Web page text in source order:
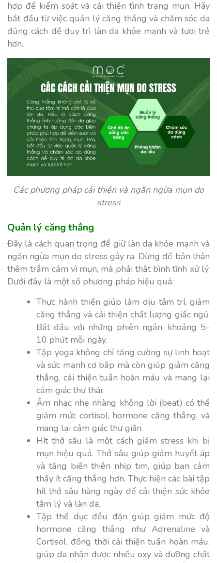
hợp để kiểm soát và cải thiện tình trạng mụn. Hãy
bắt đầu từ việc quản lý căng thẳng và chăm sóc da
đúng cách để duy trì làn da khỏe mạnh và tươi trẻ
hơn.
Các phương pháp cải thiện và ngăn ngừa mụn do
stress
Quản lý căng thẳng
Đây là cách quan trọng để giữ làn da khỏe mạnh và
ngăn ngừa mụn do stress gây ra. Đừng để bản thân
thêm trầm cảm vì mụn, mà phải thật bình tĩnh xử lý.
Dưới đây là một số phương pháp hiệu quả:
Thực hành thiền giúp làm dịu tâm trí, giảm
căng thẳng và cải thiện chất lượng giấc ngủ.
Bắt đầu với những phiên ngắn, khoảng 5-
10 phút mỗi ngày.
Tập yoga không chỉ tăng cường sự linh hoạt
và sức mạnh cơ bắp mà còn giúp giảm căng
thẳng, cải thiện tuần hoàn máu và mang lại
cảm giác thư thái.
Âm nhạc nhẹ nhàng không lời (beat) có thể
giảm mức cortisol, hormone căng thẳng, và
mang lại cảm giác thư giãn.
Hít thở sâu là một cách giảm stress khi bị
mụn hiệu quả. Thở sâu giúp giảm huyết áp
và tăng biến thiên nhịp tim, giúp bạn cảm
thấy ít căng thẳng hơn. Thực hiện các bài tập
hít thở sâu hàng ngày để cải thiện sức khỏe
tâm lý và làn da.
Tập thể dục đều đặn giúp giảm mức độ
hormone căng thẳng như Adrenaline và
Cortisol, đồng thời cải thiện tuần hoàn máu,
giúp da nhận được nhiều oxy và dưỡng chất